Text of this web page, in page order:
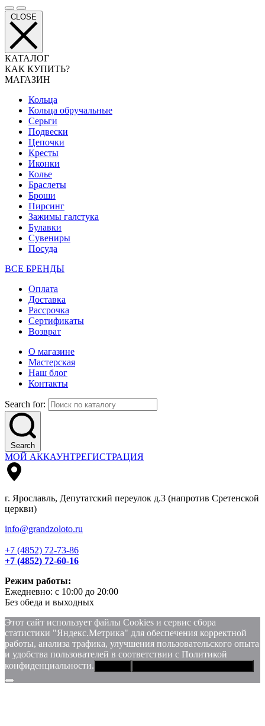
CLOSE
КАТАЛОГ
КАК КУПИТЬ?
МАГАЗИН
Кольца
Кольца обручальные
Серьги
Подвески
Цепочки
Кресты
Иконки
Колье
Браслеты
Броши
Пирсинг
Зажимы галстука
Булавки
Сувениры
Посуда
ВСЕ БРЕНДЫ
Оплата
Доставка
Рассрочка
Сертификаты
Возврат
О магазине
Мастерская
Наш блог
Контакты
Search for:
Search
МОЙ АККАУНТРЕГИСТРАЦИЯ
г. Ярославль, Депутатский переулок д.3 (напротив Сретенской
церкви)
info@grandzoloto.ru
+7 (4852) 72-73-86
+7 (4852) 72-60-16
Режим работы:
Ежедневно: с 10:00 до 20:00
Без обеда и выходных
Этот сайт использует файлы Сookies и сервис сбора
статистики "Яндекс.Метрика" для обеспечения корректной
работы, анализа трафика, улучшения пользовательского опыта
и удобства пользователей в соответствии с Политикой
конфиденциальности.